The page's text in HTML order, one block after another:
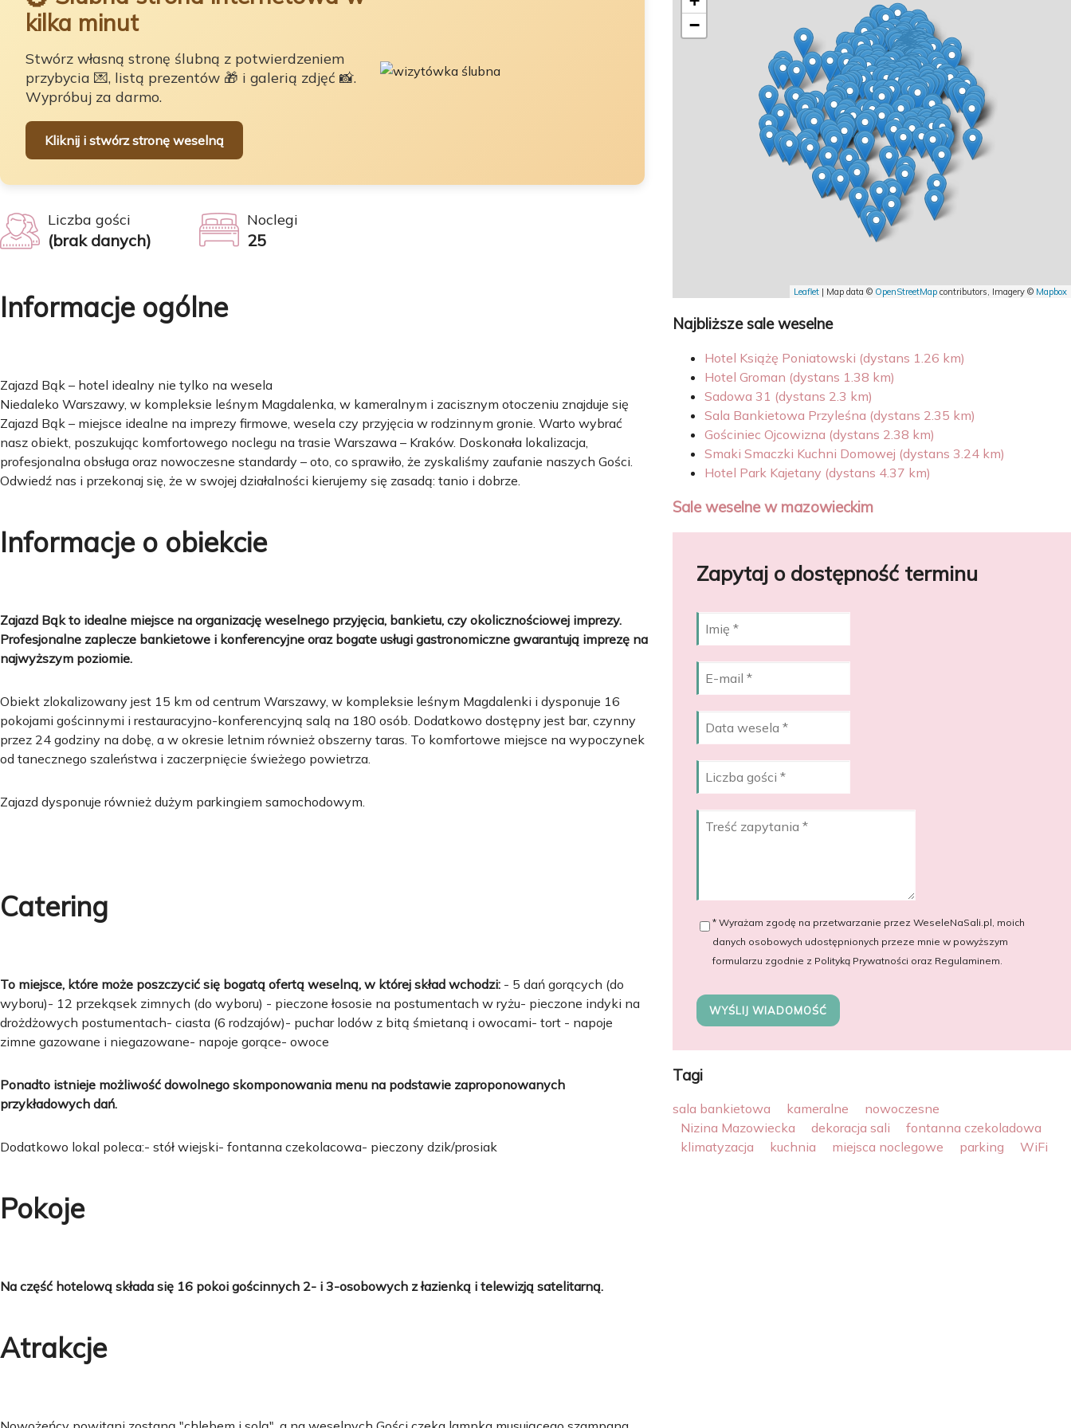
kilka minut
Stwórz własną stronę ślubną z potwierdzeniem
przybycia 💌, listą prezentów 🎁 i galerią zdjęć 📸.
Wypróbuj za darmo.
Kliknij i stwórz stronę weselną
Liczba gości
(brak danych)
Noclegi
25
Informacje ogólne
Zajazd Bąk – hotel idealny nie tylko na wesela
Niedaleko Warszawy, w kompleksie leśnym Magdalenka, w kameralnym i zacisznym otoczeniu znajduje się
Zajazd Bąk – miejsce idealne na imprezy firmowe, wesela czy przyjęcia w rodzinnym gronie. Warto wybrać
nasz obiekt, poszukując komfortowego noclegu na trasie Warszawa – Kraków. Doskonała lokalizacja,
profesjonalna obsługa oraz nowoczesne standardy – oto, co sprawiło, że zyskaliśmy zaufanie naszych Gości.
Odwiedź nas i przekonaj się, że w swojej działalności kierujemy się zasadą: tanio i dobrze.
Informacje o obiekcie
Zajazd Bąk to idealne miejsce na organizację weselnego przyjęcia, bankietu, czy okolicznościowej imprezy.
Profesjonalne zaplecze bankietowe i konferencyjne oraz bogate usługi gastronomiczne gwarantują imprezę na
najwyższym poziomie.
Obiekt zlokalizowany jest 15 km od centrum Warszawy, w kompleksie leśnym Magdalenki i dysponuje 16
pokojami gościnnymi i restauracyjno-konferencyjną salą na 180 osób. Dodatkowo dostępny jest bar, czynny
przez 24 godziny na dobę, a w okresie letnim również obszerny taras. To komfortowe miejsce na wypoczynek
od tanecznego szaleństwa i zaczerpnięcie świeżego powietrza.
Zajazd dysponuje również dużym parkingiem samochodowym.
Catering
To miejsce, które może poszczycić się bogatą ofertą weselną, w której skład wchodzi: - 5 dań gorących (do
wyboru)- 12 przekąsek zimnych (do wyboru) - pieczone łososie na postumentach w ryżu- pieczone indyki na
drożdżowych postumentach- ciasta (6 rodzajów)- puchar lodów z bitą śmietaną i owocami- tort - napoje
zimne gazowane i niegazowane- napoje gorące- owoce
Ponadto istnieje możliwość dowolnego skomponowania menu na podstawie zaproponowanych
przykładowych dań.
Dodatkowo lokal poleca:- stół wiejski- fontanna czekolacowa- pieczony dzik/prosiak
Pokoje
Na część hotelową składa się 16 pokoi gościnnych 2- i 3-osobowych z łazienką i telewizją satelitarną.
Atrakcje
−
Leaflet | Map data © OpenStreetMap contributors, Imagery © Mapbox
Najbliższe sale weselne
Hotel Książę Poniatowski (dystans 1.26 km)
Hotel Groman (dystans 1.38 km)
Sadowa 31 (dystans 2.3 km)
Sala Bankietowa Przyleśna (dystans 2.35 km)
Gościniec Ojcowizna (dystans 2.38 km)
Smaki Smaczki Kuchni Domowej (dystans 3.24 km)
Hotel Park Kajetany (dystans 4.37 km)
Sale weselne w mazowieckim
Zapytaj o dostępność terminu
* Wyrażam zgodę na przetwarzanie przez WeseleNaSali.pl, moich
danych osobowych udostępnionych przeze mnie w powyższym
formularzu zgodnie z Polityką Prywatności oraz Regulaminem.
WYŚLIJ WIADOMOŚĆ
Tagi
sala bankietowa kameralne
nowoczesne
Nizina Mazowiecka
dekoracja sali
fontanna czekoladowa
klimatyzacja
kuchnia miejsca noclegowe parking WiFi